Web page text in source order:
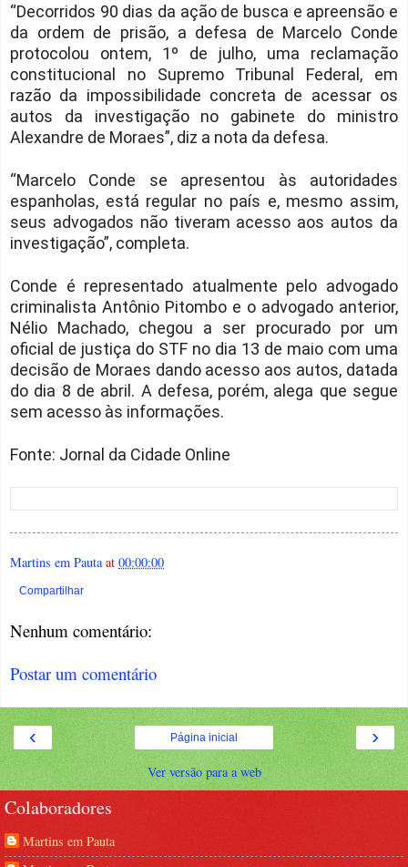
“Decorridos 90 dias da ação de busca e apreensão e
da ordem de prisão, a defesa de Marcelo Conde
protocolou ontem, 1º de julho, uma reclamação
constitucional no Supremo Tribunal Federal, em
razão da impossibilidade concreta de acessar os
autos da investigação no gabinete do ministro
Alexandre de Moraes”, diz a nota da defesa.
“Marcelo Conde se apresentou às autoridades
espanholas, está regular no país e, mesmo assim,
seus advogados não tiveram acesso aos autos da
investigação”, completa.
Conde é representado atualmente pelo advogado
criminalista Antônio Pitombo e o advogado anterior,
Nélio Machado, chegou a ser procurado por um
oficial de justiça do STF no dia 13 de maio com uma
decisão de Moraes dando acesso aos autos, datada
do dia 8 de abril. A defesa, porém, alega que segue
sem acesso às informações.
Fonte: Jornal da Cidade Online
Martins em Pauta at 00:00:00
Compartilhar
Nenhum comentário:
Postar um comentário
‹ ›
Página inicial
Ver versão para a web
Colaboradores
Martins em Pauta